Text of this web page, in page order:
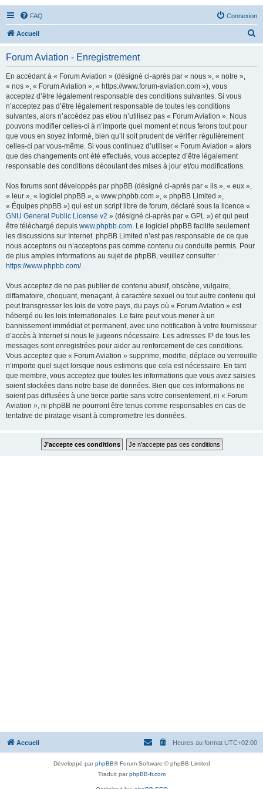
FAQ Connexion
Accueil
Forum Aviation - Enregistrement
En accédant à « Forum Aviation » (désigné ci-après par « nous », « notre »,
« nos », « Forum Aviation », « https://www.forum-aviation.com »), vous
acceptez d’être légalement responsable des conditions suivantes. Si vous
n’acceptez pas d’être légalement responsable de toutes les conditions
suivantes, alors n’accédez pas et/ou n’utilisez pas « Forum Aviation ». Nous
pouvons modifier celles-ci à n’importe quel moment et nous ferons tout pour
que vous en soyez informé, bien qu’il soit prudent de vérifier régulièrement
celles-ci par vous-même. Si vous continuez d’utiliser « Forum Aviation » alors
que des changements ont été effectués, vous acceptez d’être légalement
responsable des conditions découlant des mises à jour et/ou modifications.
Nos forums sont développés par phpBB (désigné ci-après par « ils », « eux »,
« leur », « logiciel phpBB », « www.phpbb.com », « phpBB Limited »,
« Équipes phpBB ») qui est un script libre de forum, déclaré sous la licence «
GNU General Public License v2 » (désigné ci-après par « GPL ») et qui peut
être téléchargé depuis www.phpbb.com. Le logiciel phpBB facilite seulement
les discussions sur Internet. phpBB Limited n’est pas responsable de ce que
nous acceptons ou n’acceptons pas comme contenu ou conduite permis. Pour
de plus amples informations au sujet de phpBB, veuillez consulter :
https://www.phpbb.com/.
Vous acceptez de ne pas publier de contenu abusif, obscène, vulgaire,
diffamatoire, choquant, menaçant, à caractère sexuel ou tout autre contenu qui
peut transgresser les lois de votre pays, du pays où « Forum Aviation » est
hébergé ou les lois internationales. Le faire peut vous mener à un
bannissement immédiat et permanent, avec une notification à votre fournisseur
d’accès à Internet si nous le jugeons nécessaire. Les adresses IP de tous les
messages sont enregistrées pour aider au renforcement de ces conditions.
Vous acceptez que « Forum Aviation » supprime, modifie, déplace ou verrouille
n’importe quel sujet lorsque nous estimons que cela est nécessaire. En tant
que membre, vous acceptez que toutes les informations que vous avez saisies
soient stockées dans notre base de données. Bien que ces informations ne
soient pas diffusées à une tierce partie sans votre consentement, ni « Forum
Aviation », ni phpBB ne pourront être tenus comme responsables en cas de
tentative de piratage visant à compromettre les données.
Accueil Heures au format UTC+02:00
Développé parphpBB® Forum Software © phpBB Limited
Traduit parphpBB-fr.com